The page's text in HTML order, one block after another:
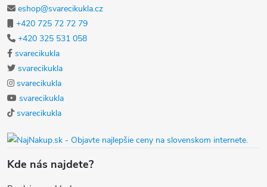
eshop@svarecikukla.cz
+420 725 72 72 79
+420 325 531 058
svarecikukla
svarecikukla
svarecikukla
svarecikukla
svarecikukla
Kde nás najdete?